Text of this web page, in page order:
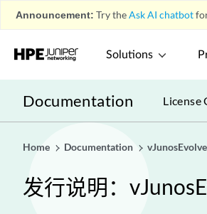
Announcement: Try theAsk AI chatbot
Solutions
Documentation License
Home Documentation
发行说明：